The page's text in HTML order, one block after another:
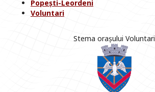
Popești-Leordeni
Voluntari
Stema orașului Voluntari